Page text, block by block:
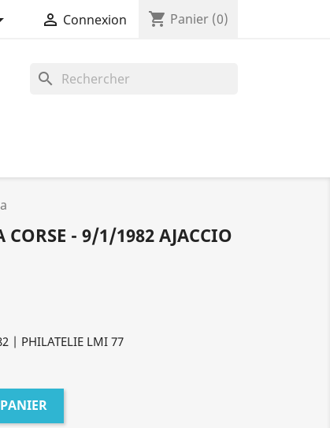
 Connexion shopping_cart Panier (0)
search
CORSE - 9/1/1982 AJACCIO
| PHILATELIE LMI 77